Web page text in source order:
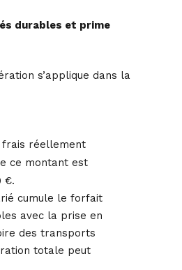
durables et prime
s’applique dans la
frais réellement
ce montant est
€.
cumule le forfait
avec la prise en
des transports
totale peut